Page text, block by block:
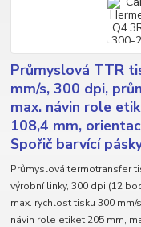
Průmyslová TTR
mm/s, 300 dpi,
max. návin role
108,4 mm,
Spořič barvící
Průmyslová termotransfer
výrobní linky, 300 dpi (12
max. rychlost tisku 300
návin role etiket 205 mm,